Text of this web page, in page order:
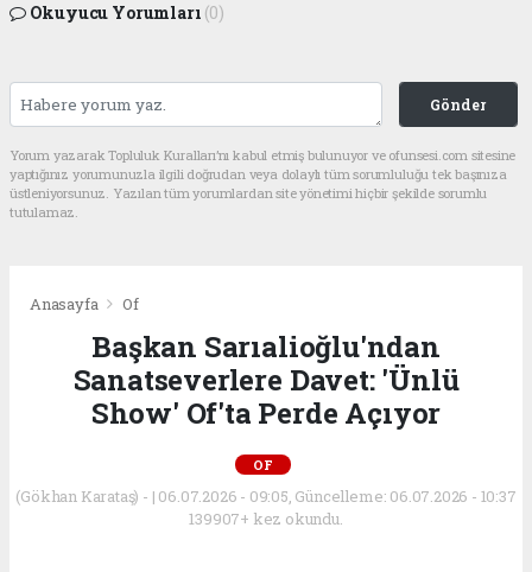
Okuyucu Yorumları (0)
Gönder
Yorum yazarak Topluluk Kuralları’nı kabul etmiş bulunuyor ve ofunsesi.com sitesine
yaptığınız yorumunuzla ilgili doğrudan veya dolaylı tüm sorumluluğu tek başınıza
üstleniyorsunuz. Yazılan tüm yorumlardan site yönetimi hiçbir şekilde sorumlu
tutulamaz.
Anasayfa Of
Başkan Sarıalioğlu'ndan
Sanatseverlere Davet: 'Ünlü
Show' Of'ta Perde Açıyor
OF
(Gökhan Karataş) - | 06.07.2026 - 09:05, Güncelleme: 06.07.2026 - 10:37
139907+ kez okundu.